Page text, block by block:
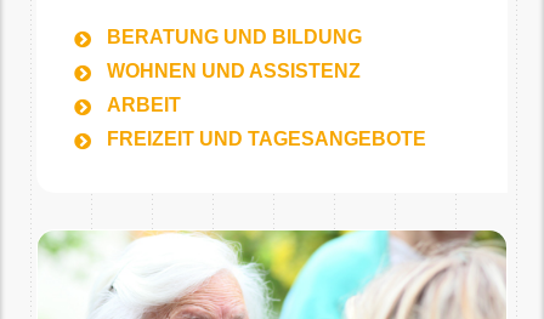
BERATUNG UND BILDUNG
WOHNEN UND ASSISTENZ
ARBEIT
FREIZEIT UND TAGESANGEBOTE